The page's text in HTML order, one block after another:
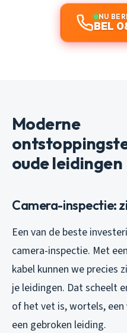
NU
BEL
Moderne
oude leidingen
Camera-inspectie:
Een van de beste
camera-inspectie. Met
kabel kunnen we precies
je leidingen. Dat scheelt
of het vet is, wortels,
een gebroken leiding.